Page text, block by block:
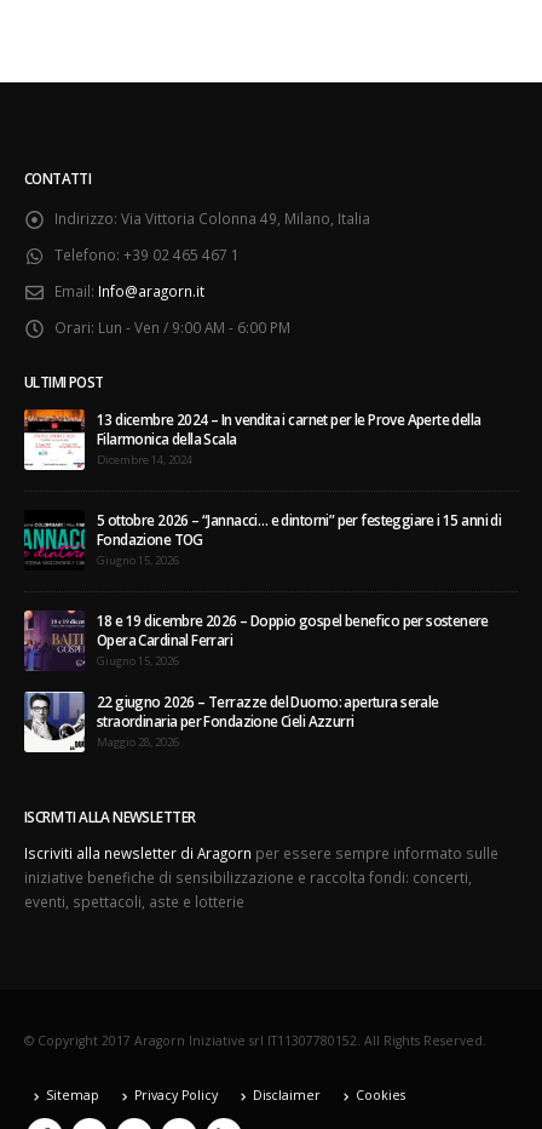
CONTATTI
Indirizzo: Via Vittoria Colonna 49, Milano, Italia
Telefono: +39 02 465 467 1
Email: Info@aragorn.it
Orari: Lun - Ven / 9:00 AM - 6:00 PM
ULTIMI POST
13 dicembre 2024 – In vendita i carnet per le Prove Aperte della
Filarmonica della Scala
Dicembre 14, 2024
5 ottobre 2026 – “Jannacci… e dintorni” per festeggiare i 15 anni di
Fondazione TOG
Giugno 15, 2026
18 e 19 dicembre 2026 – Doppio gospel benefico per sostenere
Opera Cardinal Ferrari
Giugno 15, 2026
22 giugno 2026 – Terrazze del Duomo: apertura serale
straordinaria per Fondazione Cieli Azzurri
Maggio 28, 2026
ISCRIVITI ALLA NEWSLETTER
Iscriviti alla newsletter di Aragorn per essere sempre informato sulle
iniziative benefiche di sensibilizzazione e raccolta fondi: concerti,
eventi, spettacoli, aste e lotterie
© Copyright 2017 Aragorn Iniziative srl IT11307780152. All Rights Reserved.
Sitemap Privacy Policy Disclaimer Cookies